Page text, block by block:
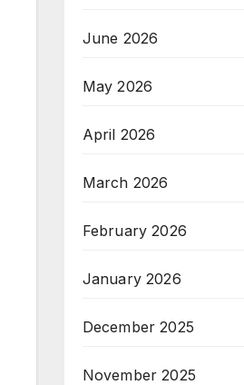
June 2026
May 2026
April 2026
March 2026
February 2026
January 2026
December 2025
November 2025